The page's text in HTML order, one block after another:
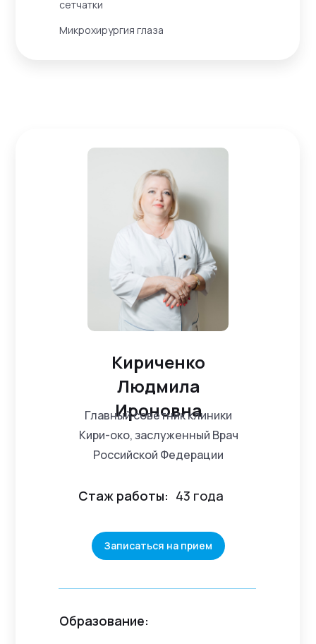
сетчатки
Микрохирургия глаза
Кириченко
Людмила
Ироновна
Главный советник клиники
Кири-око, заслуженный Врач
Российской Федерации
Записаться на прием
Образование:
Стаж работы: 43 года